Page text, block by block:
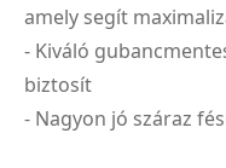
amely segít
- Kiváló
biztosít
- Nagyon jó száraz